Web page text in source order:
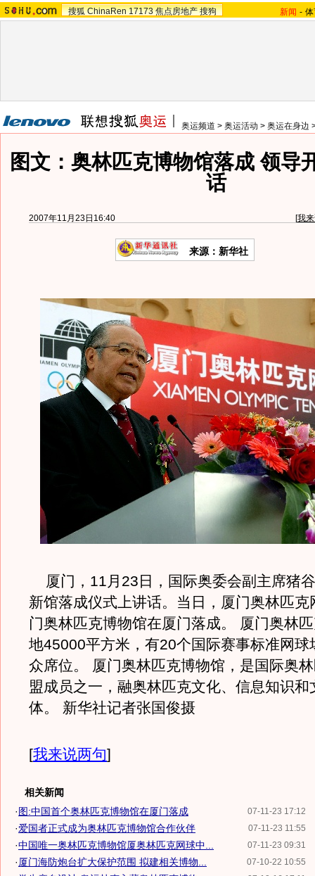
搜狐 ChinaRen 17173 焦点房地产 搜狗 新闻 -
奥运频道 > 奥运活动 > 奥运在身边
图文：奥林匹克博物馆落成 领导
话
2007年11月23日16:40 [我
来源：新华社
厦门，11月23日，国际奥委会副主席猪
新馆落成仪式上讲话。当日，厦门奥林匹克
门奥林匹克博物馆在厦门落成。 厦门奥林
地45000平方米，有20个国际赛事标准网球
众席位。 厦门奥林匹克博物馆，是国际奥
盟成员之一，融奥林匹克文化、信息知识和
体。 新华社记者张国俊摄
[我来说两句]
相关新闻
07-11-23 17:12
·图:中国首个奥林匹克博物馆在厦门落成
07-11-23 11:55
·爱国者正式成为奥林匹克博物馆合作伙伴
07-11-23 09:31
·中国唯一奥林匹克博物馆厦奥林匹克网球中...
07-10-22 10:55
· 厦门海防炮台扩大保护范围 拟建相关博物...